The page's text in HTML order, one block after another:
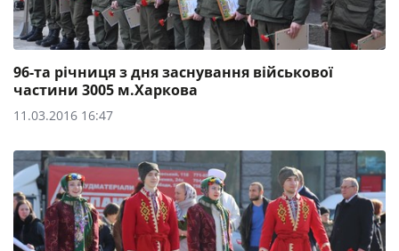
96-та річниця з дня заснування військової
частини 3005 м.Харкова
11.03.2016 16:47